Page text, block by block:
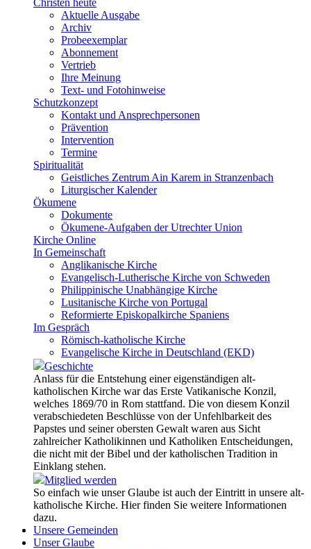
Christen heute
Aktuelle Ausgabe
Archiv
Probeexemplar
Abonnement
Vertrieb
Ihre Meinung
Text- und Fotohinweise
Schutzkonzept
Kontakt und Ansprechpersonen
Prävention
Intervention
Termine
Spiritualität
Geistliches Zentrum Ain Karem in Stranzenbach
Liturgischer Kalender
Ökumene
Dokumente
Ökumene-Aufgaben der Utrechter Union
Kirche Online
In Gemeinschaft
Anglikanische Kirche
Evangelisch-Lutherische Kirche von Schweden
Philippinische Unabhängige Kirche
Lusitanische Kirche von Portugal
Reformierte Episkopalkirche Spaniens
Im Gespräch
Römisch-katholische Kirche
Evangelische Kirche in Deutschland (EKD)
Geschichte
Anlass für die Entstehung einer eigenständigen alt-
katholischen Kirche war das Erste Vatikanische Konzil,
welches 1869/70 in Rom stattfand. Die von diesem Konzil
verabschiedeten Beschlüsse von der Unfehlbarkeit des
Papstes und seiner obersten Gewalt waren aus Sicht
zahlreicher Katholikinnen und Katholiken Entscheidungen,
die nicht mit der Bibel und der katholischen Tradition in
Einklang stehen.
Mitglied werden
So einfach wie unser Glaube ist auch der Eintritt in unsere alt-
katholische Kirche. Hier finden Sie weitere Informationen
dazu.
Unsere Gemeinden
Unser Glaube